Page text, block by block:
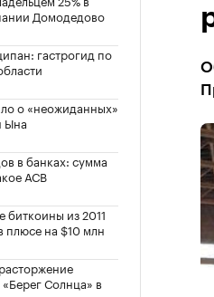
Домодедово
гастрогид по
о «неожиданных»
Ына
в банках: сумма
АСВ
из 2011
плюсе на $10 млн
Солнца» в